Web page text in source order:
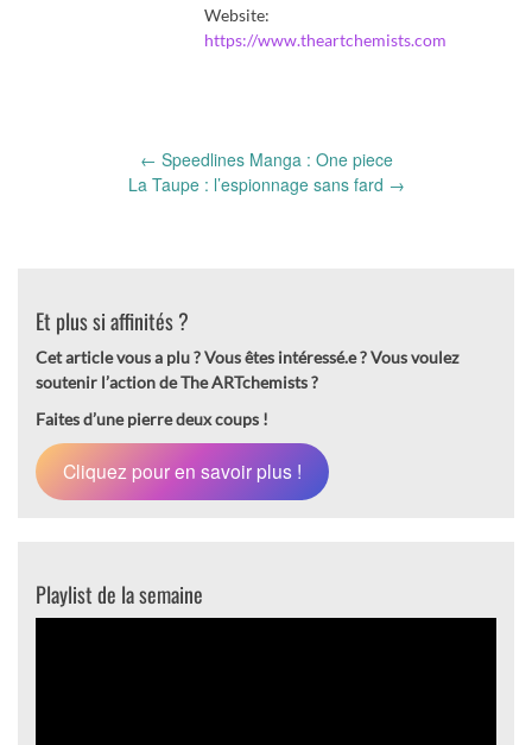
Website:
https://www.theartchemists.com
← Speedlines Manga : One piece
La Taupe : l’espionnage sans fard →
Et plus si affinités ?
Cet article vous a plu ? Vous êtes intéressé.e ?Vous voulez
soutenir l’action de The ARTchemists ?
Faites d’une pierre deux coups !
Cliquez pour en savoir plus !
Playlist de la semaine